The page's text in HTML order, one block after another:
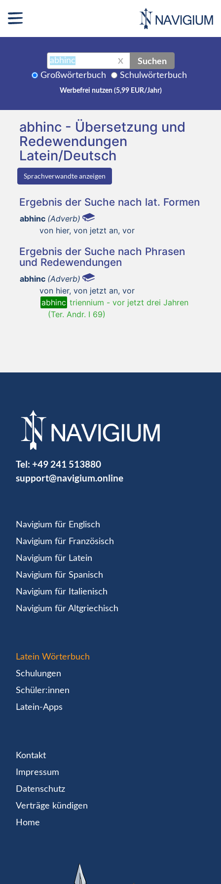
X Suchen
Großwörterbuch Schulwörterbuch
Werbefrei nutzen (5,99 EUR/Jahr)
abhinc - Übersetzung und
Redewendungen
Latein/Deutsch
Sprachverwandte anzeigen
Ergebnis der Suche nach lat. Formen
abhinc (Adverb)
von hier, von jetzt an, vor
Ergebnis der Suche nach Phrasen
und Redewendungen
abhinc (Adverb)
von hier, von jetzt an, vor
abhinc triennium - vor jetzt drei Jahren
(Ter. Andr. I 69)
Tel: +49 241 513880
support@navigium.online
Navigium für Englisch
Navigium für Französisch
Navigium für Latein
Navigium für Spanisch
Navigium für Italienisch
Navigium für Altgriechisch
Latein Wörterbuch
Schulungen
Schüler:innen
Latein-Apps
Kontakt
Impressum
Datenschutz
Verträge kündigen
Home